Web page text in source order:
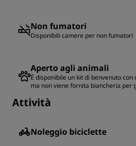
Non fumatori
Disponibili camere per non fumatori
Aperto agli animali
È disponibile un kit di benvenuto con
ma non viene fornita biancheria per
Attività
Noleggio biciclette